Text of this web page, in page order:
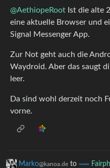
@AethiopeRoot Ist die alte
eine aktuelle Browser und
Signal Messenger App.
Zur Not geht auch die
Waydroid. Aber das saugt
leer.
Da sind wohl derzeit noch
vorne.
Marko@kanoa.de to